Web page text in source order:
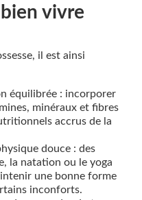
vivre
il est ainsi
équilibrée : incorporer
minéraux et fibres
accrus de la
douce : des
la natation ou le yoga
une bonne forme
inconforts.